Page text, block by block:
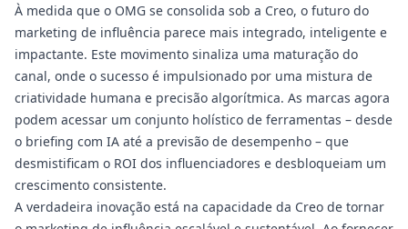
À medida que o OMG se consolida sob a Creo, o futuro do
marketing de influência parece mais integrado, inteligente e
impactante. Este movimento sinaliza uma maturação do
canal, onde o sucesso é impulsionado por uma mistura de
criatividade humana e precisão algorítmica. As marcas agora
podem acessar um conjunto holístico de ferramentas – desde
o briefing com IA até a previsão de desempenho – que
desmistificam o ROI dos influenciadores e desbloqueiam um
crescimento consistente.
A verdadeira inovação está na capacidade da Creo de tornar